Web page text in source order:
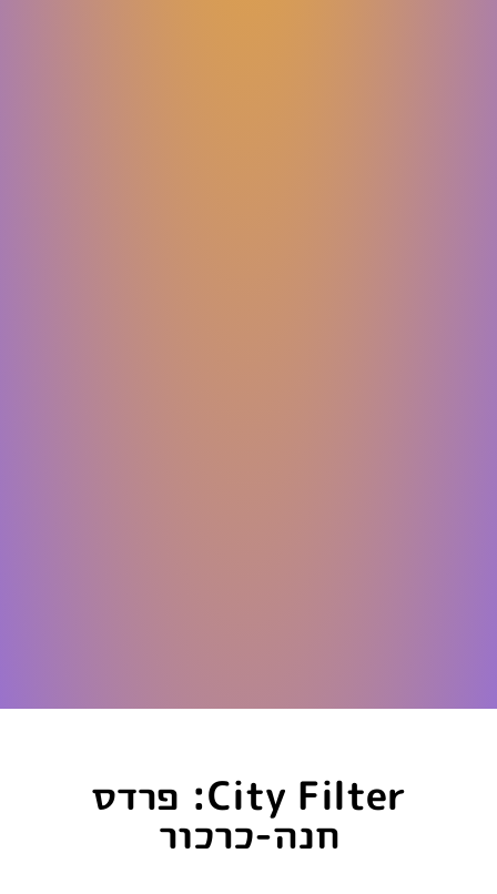
City Filter: פרדס
חנה-כרכור